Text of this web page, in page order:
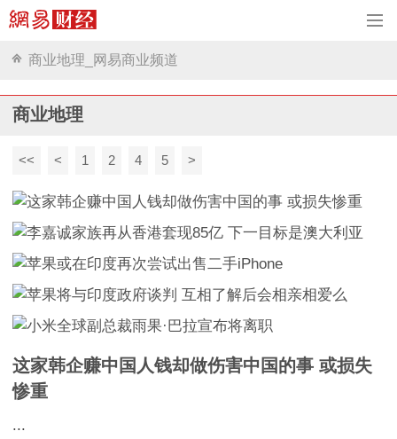
商业地理_网易商业频道
商业地理
<< < 1 2 4 5 >
这家韩企赚中国人钱却做伤害中国的事 或损失
惨重
...